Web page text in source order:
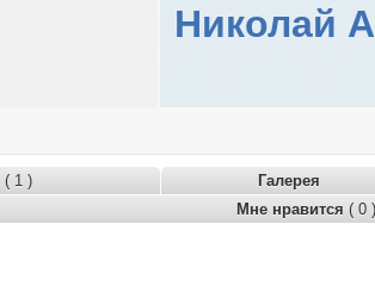
Николай
( 1 ) Галерея
Мне нравится ( 0 )